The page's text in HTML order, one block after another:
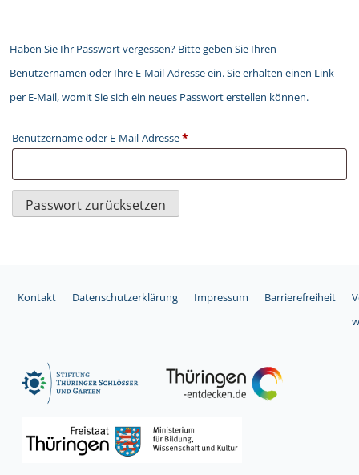
Haben Sie Ihr Passwort vergessen? Bitte geben Sie Ihren
Benutzernamen oder Ihre E-Mail-Adresse ein. Sie erhalten einen Link
per E-Mail, womit Sie sich ein neues Passwort erstellen können.
Benutzername oder E-Mail-Adresse*Erforderlich
Passwort zurücksetzen
Kontakt Datenschutzerklärung Impressum Barrierefreiheit